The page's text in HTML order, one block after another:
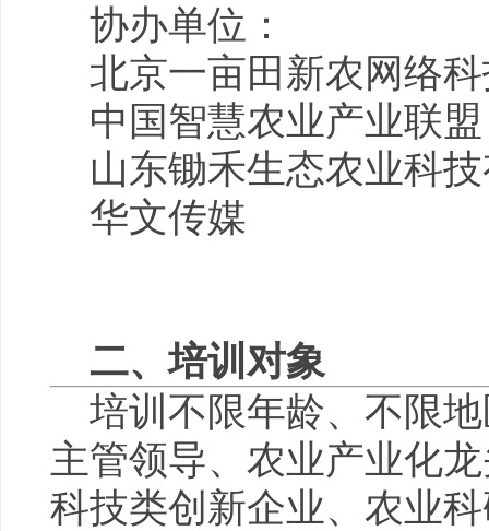
协办单位：
北京一亩田新农网络
中国智慧农业产业联
山东锄禾生态农业科
华文传媒
二、培训对象
培训不限年龄、不限
主管领导、农业产业化
科技类创新企业、农业